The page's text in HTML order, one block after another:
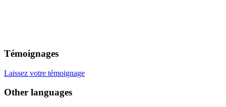
Témoignages
Laissez votre témoignage
Other languages